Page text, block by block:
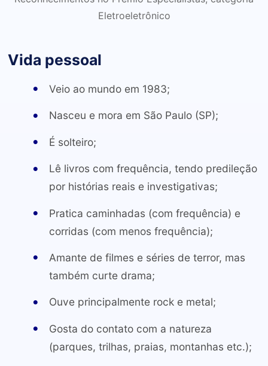
Eletroeletrônico
Vida pessoal
Veio ao mundo em 1983;
Nasceu e mora em São Paulo (SP);
É solteiro;
Lê livros com frequência, tendo predileção
por histórias reais e investigativas;
Pratica caminhadas (com frequência) e
corridas (com menos frequência);
Amante de filmes e séries de terror, mas
também curte drama;
Ouve principalmente rock e metal;
Gosta do contato com a natureza
(parques, trilhas, praias, montanhas etc.);